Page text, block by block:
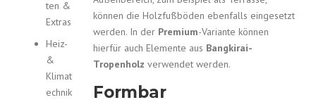
ten &
Extras
Heiz-
&
Klimat
echnik
können die Holzfußböden ebenfalls eingesetzt
werden. In der Premium-Variante können
hierfür auch Elemente aus Bangkirai-
Tropenholz verwendet werden.
Formbar